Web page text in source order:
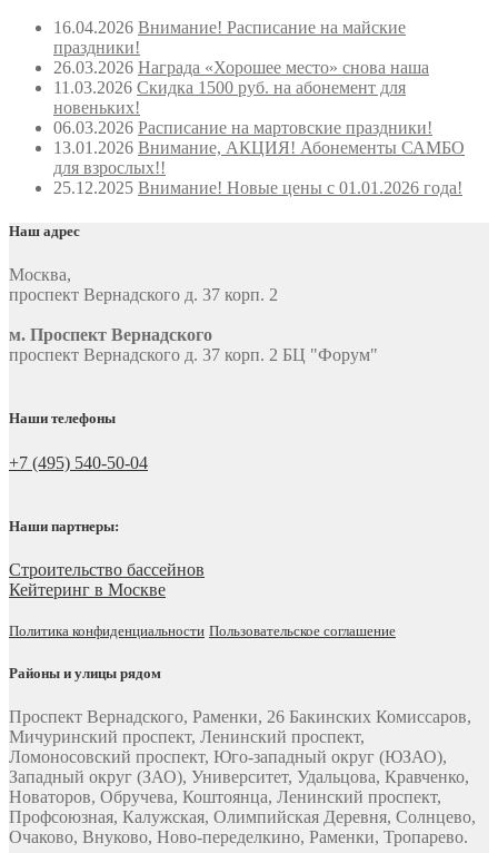
16.04.2026 Внимание! Расписание на майские
праздники!
26.03.2026 Награда «Хорошее место» снова наша
11.03.2026 Скидка 1500 руб. на абонемент для
новеньких!
06.03.2026 Расписание на мартовские праздники!
13.01.2026 Внимание, АКЦИЯ! Абонементы САМБО
для взрослых!!
25.12.2025 Внимание! Новые цены с 01.01.2026 года!
Наш адрес
Москва,
проспект Вернадского д. 37 корп. 2
м. Проспект Вернадского
проспект Вернадского д. 37 корп. 2 БЦ "Форум"
Наши телефоны
+7 (495) 540-50-04
Наши партнеры:
Строительство бассейнов
Кейтеринг в Москве
Политика конфиденциальности Пользовательское соглашение
Районы и улицы рядом
Проспект Вернадского, Раменки, 26 Бакинских Комиссаров,
Мичуринский проспект, Ленинский проспект,
Ломоносовский проспект, Юго-западный округ (ЮЗАО),
Западный округ (ЗАО), Университет, Удальцова, Кравченко,
Новаторов, Обручева, Коштоянца, Ленинский проспект,
Профсоюзная, Калужская, Олимпийская Деревня, Солнцево,
Очаково, Внуково, Ново-переделкино, Раменки, Тропарево.